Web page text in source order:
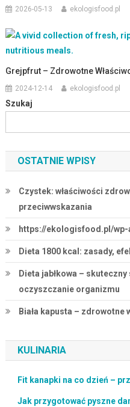
2026-05-13 ekologisfood.pl
Grejpfrut – Zdrowotne
2024-12-14 ekologisfood.pl
Szukaj
OSTATNIE WPISY
Czystek: właściwości
przeciwwskazania
https://ekologisfood.pl/
Dieta 1800 kcal: zasady,
Dieta jabłkowa –
oczyszczanie organizmu
Biała kapusta – zdrowotne
KULINARIA
Fit kanapki na co dzień –
Jak przygotować pyszne